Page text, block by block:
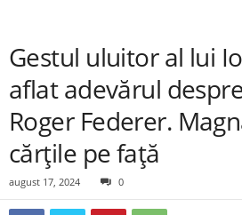
Gestul uluitor al lui
aflat adevărul
Roger Federer.
cărţile pe faţă
august 17, 2024 0